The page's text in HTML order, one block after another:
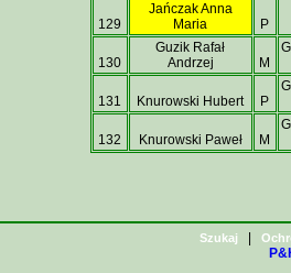
129
Jańczak Anna
Maria
P
130
Guzik Rafał
Andrzej
M
131 Knurowski Hubert P
132 Knurowski Paweł M
Szukaj